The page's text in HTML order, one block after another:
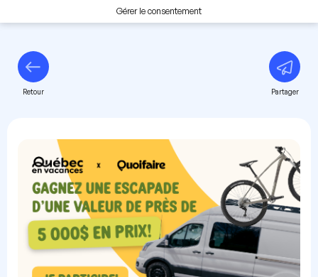
Gérer le consentement
Retour Partager